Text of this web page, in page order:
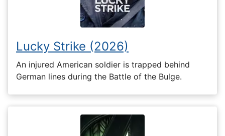
Lucky Strike (2026)
An injured American soldier is trapped behind
German lines during the Battle of the Bulge.